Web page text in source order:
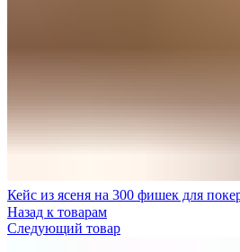
Кейс из ясеня на 300 фишек для
Назад к товарам
Следующий товар